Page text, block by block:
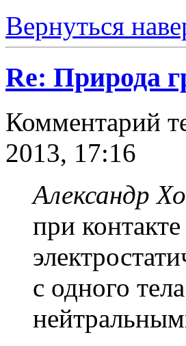
Вернуться
Re: Природа
Комментарий
2013, 17:16
Александр
при
с одного